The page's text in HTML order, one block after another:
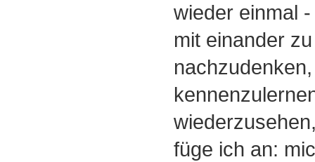
wieder einmal
mit einander
füge ich an: